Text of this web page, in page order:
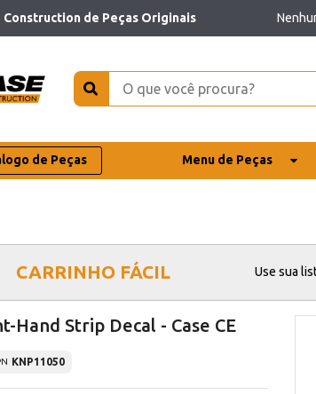
Construction de Peças Originais
de Peças Menu de Peças
CARRINHO FÁCIL Use sua
Hand Strip Decal - Case CE
KNP11050